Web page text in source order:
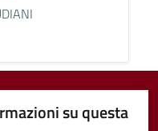
su questa